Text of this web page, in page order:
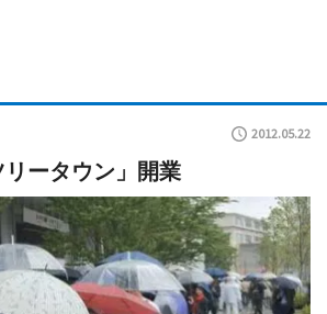
2012.05.22
リータウン」開業